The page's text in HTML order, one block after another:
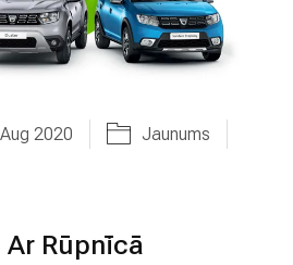
2020 Jaunums
Rūpnīcā